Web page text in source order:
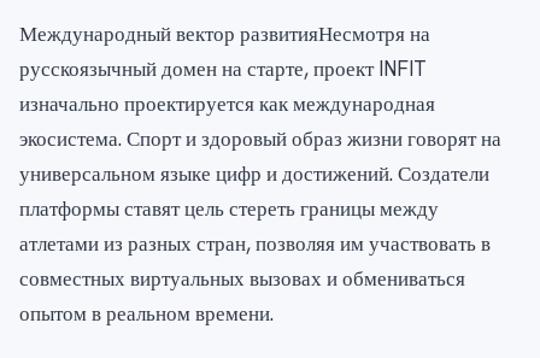
Международный вектор развитияНесмотря на
русскоязычный домен на старте, проект INFIT
изначально проектируется как международная
экосистема. Спорт и здоровый образ жизни говорят на
универсальном языке цифр и достижений. Создатели
платформы ставят цель стереть границы между
атлетами из разных стран, позволяя им участвовать в
совместных виртуальных вызовах и обмениваться
опытом в реальном времени.